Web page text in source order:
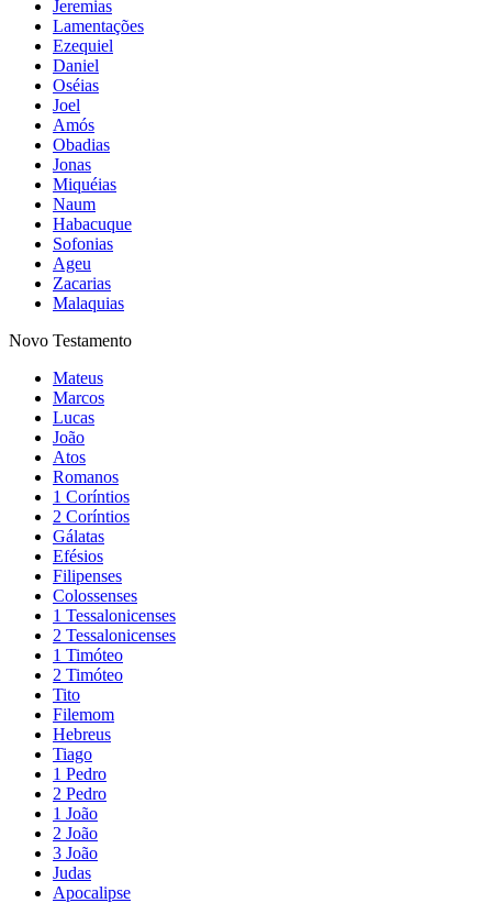
Jeremias
Lamentações
Ezequiel
Daniel
Oséias
Joel
Amós
Obadias
Jonas
Miquéias
Naum
Habacuque
Sofonias
Ageu
Zacarias
Malaquias
Novo Testamento
Mateus
Marcos
Lucas
João
Atos
Romanos
1 Coríntios
2 Coríntios
Gálatas
Efésios
Filipenses
Colossenses
1 Tessalonicenses
2 Tessalonicenses
1 Timóteo
2 Timóteo
Tito
Filemom
Hebreus
Tiago
1 Pedro
2 Pedro
1 João
2 João
3 João
Judas
Apocalipse